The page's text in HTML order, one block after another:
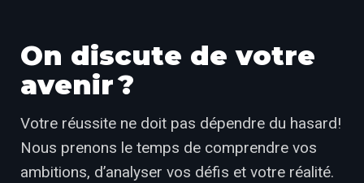
On discute de votre
avenir ?
Votre réussite ne doit pas dépendre du hasard!
Nous prenons le temps de comprendre vos
ambitions, d’analyser vos défis et votre réalité.